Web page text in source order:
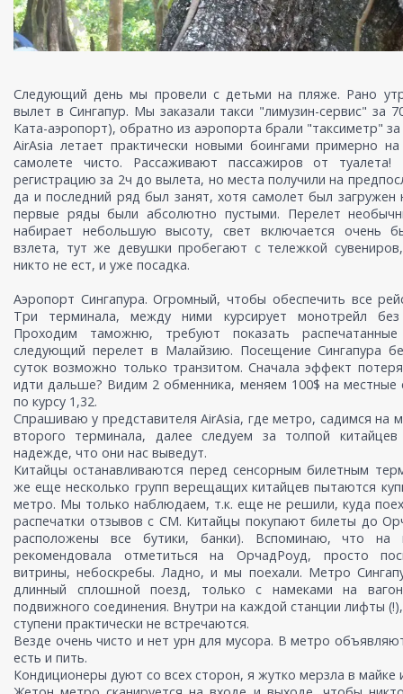
Следующий день мы провели с детьми на пляже. Рано
вылет в Сингапур. Мы заказали такси "лимузин-сервис" за
Ката-аэропорт), обратно из аэропорта брали "таксиметр" за
AirAsia летает практически новыми боингами примерно
самолете чисто. Рассаживают пассажиров от
регистрацию за 2ч до вылета, но места получили на
да и последний ряд был занят, хотя самолет был загружен
первые ряды были абсолютно пустыми. Перелет
набирает небольшую высоту, свет включается очень
взлета, тут же девушки пробегают с тележкой
никто не ест, и уже посадка.
Аэропорт Сингапура. Огромный, чтобы обеспечить все
Три терминала, между ними курсирует монотрейл
Проходим таможню, требуют показать
следующий перелет в Малайзию. Посещение Сингапура
суток возможно только транзитом. Сначала эффект
идти дальше? Видим 2 обменника, меняем 100$ на местные
по курсу 1,32.
Спрашиваю у представителя AirAsia, где метро, садимся на
второго терминала, далее следуем за толпой
надежде, что они нас выведут.
Китайцы останавливаются перед сенсорным билетным
же еще несколько групп верещащих китайцев пытаются
метро. Мы только наблюдаем, т.к. еще не решили, куда
распечатки отзывов с СМ. Китайцы покупают билеты до
расположены все бутики, банки). Вспоминаю, что на
рекомендовала отметиться на ОрчадРоуд, просто
витрины, небоскребы. Ладно, и мы поехали. Метро
длинный сплошной поезд, только с намеками на
подвижного соединения. Внутри на каждой станции лифты
ступени практически не встречаются.
Везде очень чисто и нет урн для мусора. В метро
есть и пить.
Кондиционеры дуют со всех сторон, я жутко мерзла в майке